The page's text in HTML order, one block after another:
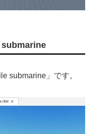
submarine」です。